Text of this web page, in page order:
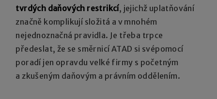
tvrdých daňových restrikcí, jejichž uplatňování
značně komplikují složitá a v mnohém
nejednoznačná pravidla. Je třeba trpce
předeslat, že se směrnicí ATAD si svépomocí
poradí jen opravdu velké firmy s početným
a zkušeným daňovým a právním oddělením.